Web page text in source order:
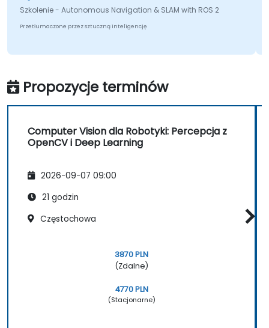
Szkolenie - Autonomous Navigation & SLAM with ROS 2
Przetłumaczone przez sztuczną inteligencję
Propozycje terminów
Computer Vision dla Robotyki: Percepcja z
OpenCV i Deep Learning
2026-09-07 09:00
21 godzin
Częstochowa
3870 PLN
(Zdalne)
4770 PLN
(Stacjonarne)